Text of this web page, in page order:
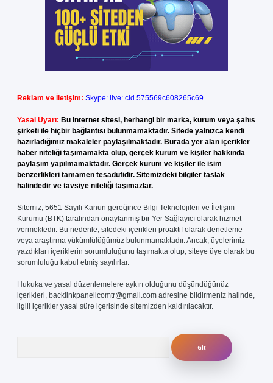
Reklam ve İletişim: Skype: live:.cid.575569c608265c69
Yasal Uyarı: Bu internet sitesi, herhangi bir marka, kurum veya şahıs
şirketi ile hiçbir bağlantısı bulunmamaktadır. Sitede yalnızca kendi
hazırladığımız makaleler paylaşılmaktadır. Burada yer alan içerikler
haber niteliği taşımamakta olup, gerçek kurum ve kişiler hakkında
paylaşım yapılmamaktadır. Gerçek kurum ve kişiler ile isim
benzerlikleri tamamen tesadüfidir. Sitemizdeki bilgiler taslak
halindedir ve tavsiye niteliği taşımazlar.
Sitemiz, 5651 Sayılı Kanun gereğince Bilgi Teknolojileri ve İletişim
Kurumu (BTK) tarafından onaylanmış bir Yer Sağlayıcı olarak hizmet
vermektedir. Bu nedenle, sitedeki içerikleri proaktif olarak denetleme
veya araştırma yükümlülüğümüz bulunmamaktadır. Ancak, üyelerimiz
yazdıkları içeriklerin sorumluluğunu taşımakta olup, siteye üye olarak bu
sorumluluğu kabul etmiş sayılırlar.
Hukuka ve yasal düzenlemelere aykırı olduğunu düşündüğünüz
içerikleri, backlinkpanelicomtr@gmail.com adresine bildirmeniz halinde,
ilgili içerikler yasal süre içerisinde sitemizden kaldırılacaktır.